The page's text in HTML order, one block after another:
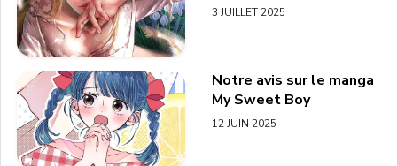
3 JUILLET 2025
Notre avis sur le manga
My Sweet Boy
12 JUIN 2025